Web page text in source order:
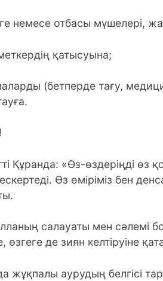
немесе отбасы мүшелері,
қатысуына;
(бетперде тағу,
Құранда: «Өз-өздеріңді өз
Өз өміріміз бен
салауаты мен сәлемі
өзгеге де зиян келтіруіне
жұқпалы аурудың белгісі